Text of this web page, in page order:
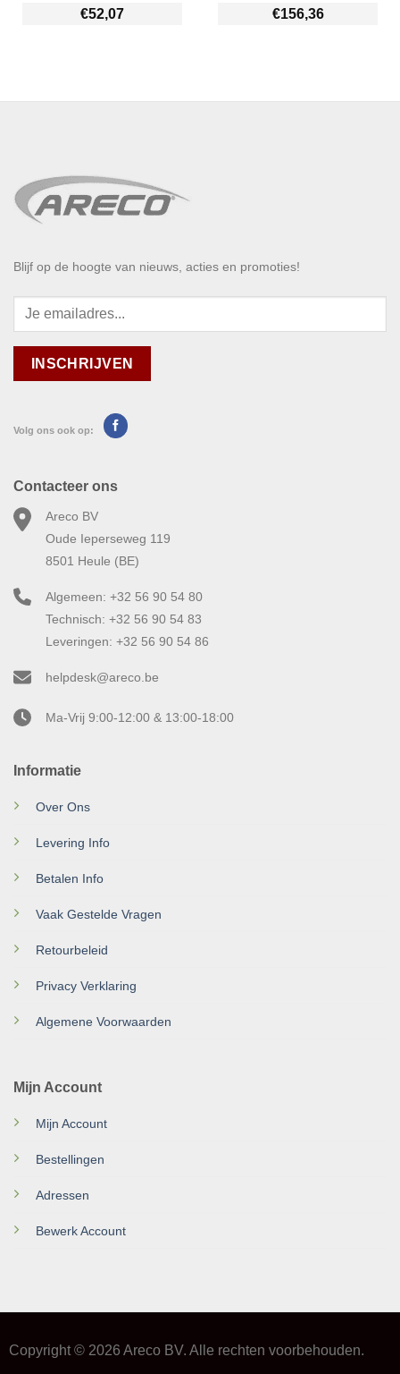
€52,07 €156,36
Blijf op de hoogte van nieuws, acties en promoties!
Volg ons ook op:
Informatie
Over Ons
Levering Info
Betalen Info
Vaak Gestelde Vragen
Retourbeleid
Privacy Verklaring
Algemene Voorwaarden
Mijn Account
Mijn Account
Bestellingen
Adressen
Bewerk Account
Contacteer ons
Areco BV
Oude Ieperseweg 119
8501 Heule (BE)
Algemeen: +32 56 90 54 80
Technisch: +32 56 90 54 83
Leveringen: +32 56 90 54 86
helpdesk@areco.be
Ma-Vrij 9:00-12:00 & 13:00-18:00
Copyright © 2026 Areco BV. Alle rechten voorbehouden.